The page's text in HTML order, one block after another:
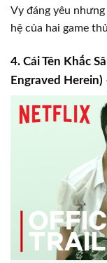
Vy đáng yêu
hệ của hai game
4. Cái Tên Khắc
Engraved Herein)